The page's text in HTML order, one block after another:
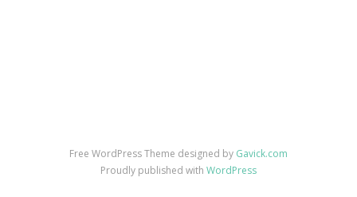
Free WordPress Theme designed by Gavick.com
Proudly published with WordPress